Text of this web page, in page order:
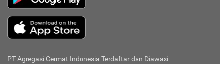
PT Agregasi Cermat Indonesia Terdaftar dan Diawasi